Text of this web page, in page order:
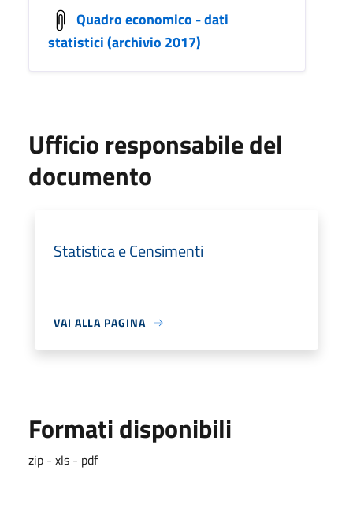
Quadro economico - dati
statistici (archivio 2017)
Ufficio responsabile del
documento
Statistica e Censimenti
VAI ALLA PAGINA
Formati disponibili
zip - xls - pdf